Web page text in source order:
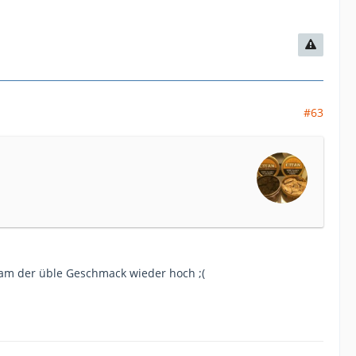
#63
der üble Geschmack wieder hoch ;(